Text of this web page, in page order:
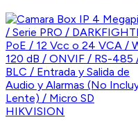
HIKVISION